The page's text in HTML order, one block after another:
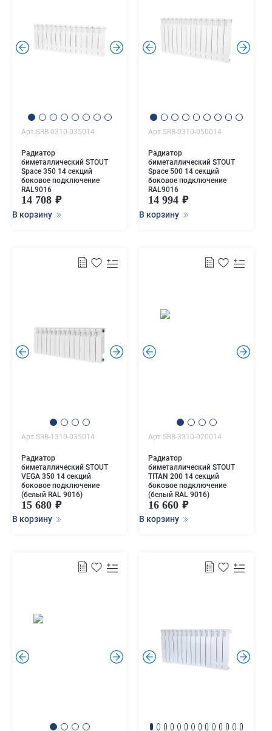
. .
Арт.SRB-0310-035014
Радиатор
биметаллический STOUT
Space 350 14 секций
боковое подключение
RAL9016
14 708
В корзину
. .
Арт.SRB-0310-050014
Радиатор
биметаллический STOUT
Space 500 14 секций
боковое подключение
RAL9016
14 994
В корзину
. .
Арт.SRB-1310-035014
Радиатор
биметаллический STOUT
VEGA 350 14 секций
боковое подключение
(белый RAL 9016)
15 680
В корзину
. .
Арт.SRB-3310-020014
Радиатор
биметаллический STOUT
TITAN 200 14 секций
боковое подключение
(белый RAL 9016)
16 660
В корзину
. . . .